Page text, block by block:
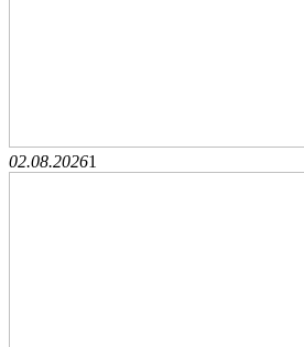
02.08.20261